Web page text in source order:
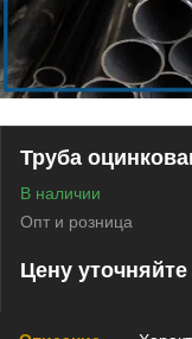
Труба
В наличии
Опт и розница
Цену уточняйте